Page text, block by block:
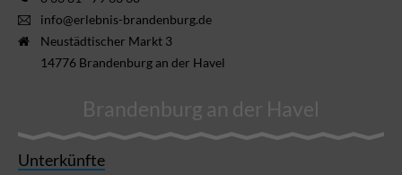
info@erlebnis-brandenburg.de
Neustädtischer Markt 3
14776 Brandenburg an der Havel
Brandenburg an der Havel
Unterkünfte